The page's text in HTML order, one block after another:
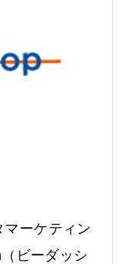
マーケティン
ビーダッシ